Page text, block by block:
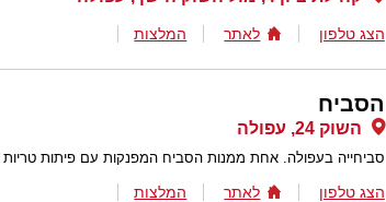
הצג טלפון לאתר המלצות
הסביח
השוק 24, עפולה
סביחייה בעפולה. אחת ממנות הסביח המפנקות עם פיתות טריות
הצג טלפון לאתר המלצות